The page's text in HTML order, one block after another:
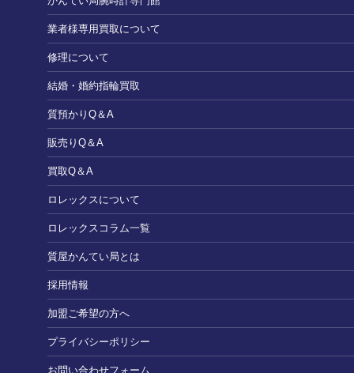
業者様専用買取について
修理について
結婚・婚約指輪買取
質預かりQ＆A
販売りQ＆A
買取Q＆A
ロレックスについて
ロレックスコラム一覧
質屋かんてい局とは
採用情報
加盟ご希望の方へ
プライバシーポリシー
お問い合わせフォーム